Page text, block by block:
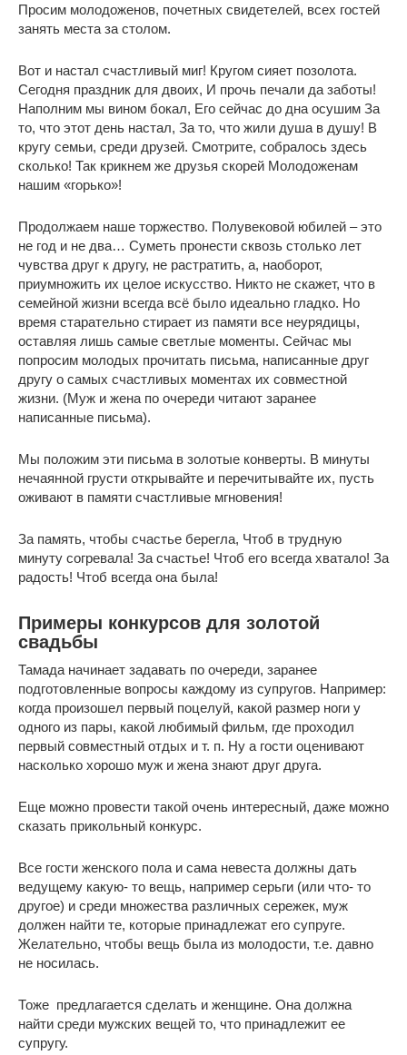
Просим молодоженов, почетных свидетелей, всех гостей
занять места за столом.
Вот и настал счастливый миг! Кругом сияет позолота.
Сегодня праздник для двоих, И прочь печали да заботы!
Наполним мы вином бокал, Его сейчас до дна осушим За
то, что этот день настал, За то, что жили душа в душу! В
кругу семьи, среди друзей. Смотрите, собралось здесь
сколько! Так крикнем же друзья скорей Молодоженам
нашим «горько»!
Продолжаем наше торжество. Полувековой юбилей – это
не год и не два… Суметь пронести сквозь столько лет
чувства друг к другу, не растратить, а, наоборот,
приумножить их целое искусство. Никто не скажет, что в
семейной жизни всегда всё было идеально гладко. Но
время старательно стирает из памяти все неурядицы,
оставляя лишь самые светлые моменты. Сейчас мы
попросим молодых прочитать письма, написанные друг
другу о самых счастливых моментах их совместной
жизни. (Муж и жена по очереди читают заранее
написанные письма).
Мы положим эти письма в золотые конверты. В минуты
нечаянной грусти открывайте и перечитывайте их, пусть
оживают в памяти счастливые мгновения!
За память, чтобы счастье берегла, Чтоб в трудную
минуту согревала! За счастье! Чтоб его всегда хватало! За
радость! Чтоб всегда она была!
Примеры конкурсов для золотой
свадьбы
Тамада начинает задавать по очереди, заранее
подготовленные вопросы каждому из супругов. Например:
когда произошел первый поцелуй, какой размер ноги у
одного из пары, какой любимый фильм, где проходил
первый совместный отдых и т. п. Ну а гости оценивают
насколько хорошо муж и жена знают друг друга.
Еще можно провести такой очень интересный, даже можно
сказать прикольный конкурс.
Все гости женского пола и сама невеста должны дать
ведущему какую- то вещь, например серьги (или что- то
другое) и среди множества различных сережек, муж
должен найти те, которые принадлежат его супруге.
Желательно, чтобы вещь была из молодости, т.е. давно
не носилась.
Тоже предлагается сделать и женщине. Она должна
найти среди мужских вещей то, что принадлежит ее
супругу.